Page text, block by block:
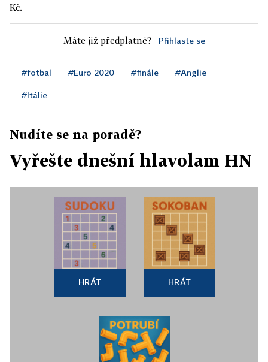
Kč.
Máte již předplatné? Přihlaste se
#fotbal #Euro 2020 #finále #Anglie
#Itálie
Nudíte se na poradě?
Vyřešte dnešní hlavolam HN
HRÁT HRÁT